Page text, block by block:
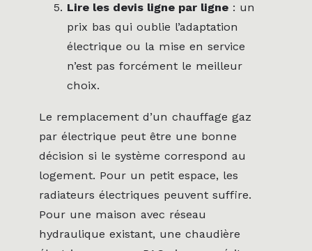
Lire les devis ligne par ligne : un
prix bas qui oublie l’adaptation
électrique ou la mise en service
n’est pas forcément le meilleur
choix.
Le remplacement d’un chauffage gaz
par électrique peut être une bonne
décision si le système correspond au
logement. Pour un petit espace, les
radiateurs électriques peuvent suffire.
Pour une maison avec réseau
hydraulique existant, une chaudière